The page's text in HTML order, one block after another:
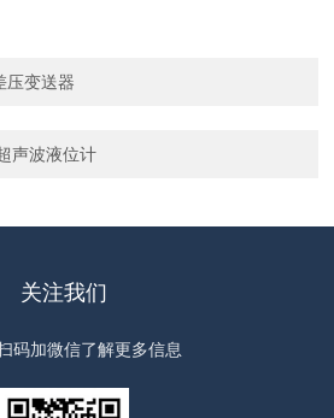
压变送器
声波液位计
关注我们
码加微信了解更多信息